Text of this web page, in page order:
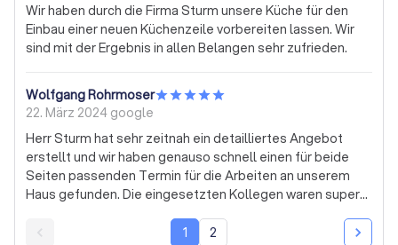
Wir haben durch die Firma Sturm unsere Küche für den
Einbau einer neuen Küchenzeile vorbereiten lassen. Wir
sind mit der Ergebnis in allen Belangen sehr zufrieden.
Wolfgang Rohrmoser
22. März 2024 google
Herr Sturm hat sehr zeitnah ein detailliertes Angebot
erstellt und wir haben genauso schnell einen für beide
Seiten passenden Termin für die Arbeiten an unserem
Haus gefunden. Die eingesetzten Kollegen waren super
das Umfeld sauber und aufgeräumt hinterlassen. Trotz
1 2